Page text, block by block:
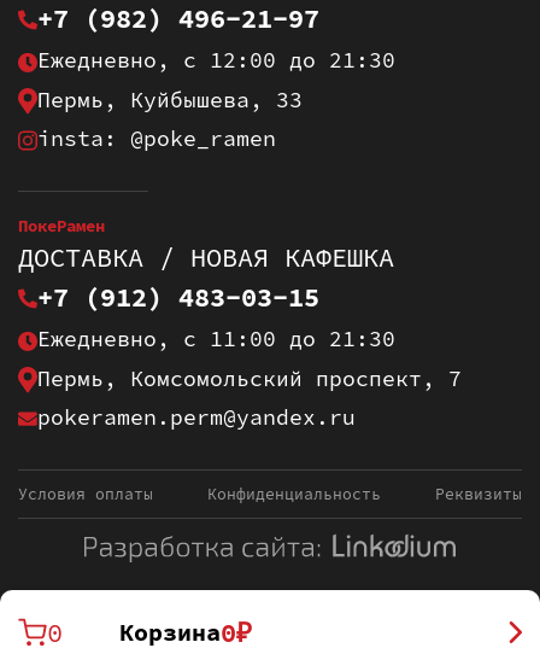
+7 (982) 496-21-97
Ежедневно, с 12:00 до 21:30
Пермь, Куйбышева, 33
insta: @poke_ramen
ПокеРамен
ДОСТАВКА / НОВАЯ КАФЕШКА
+7 (912) 483-03-15
Ежедневно, с 11:00 до 21:30
Пермь, Комсомольский проспект, 7
pokeramen.perm@yandex.ru
Условия оплаты Конфиденциальность Реквизиты
0 Корзина0₽